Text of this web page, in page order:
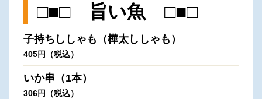
□■□ 旨い魚 □■□
子持ちししゃも（樺太ししゃも）
405円（税込）
いか串（1本）
306円（税込）